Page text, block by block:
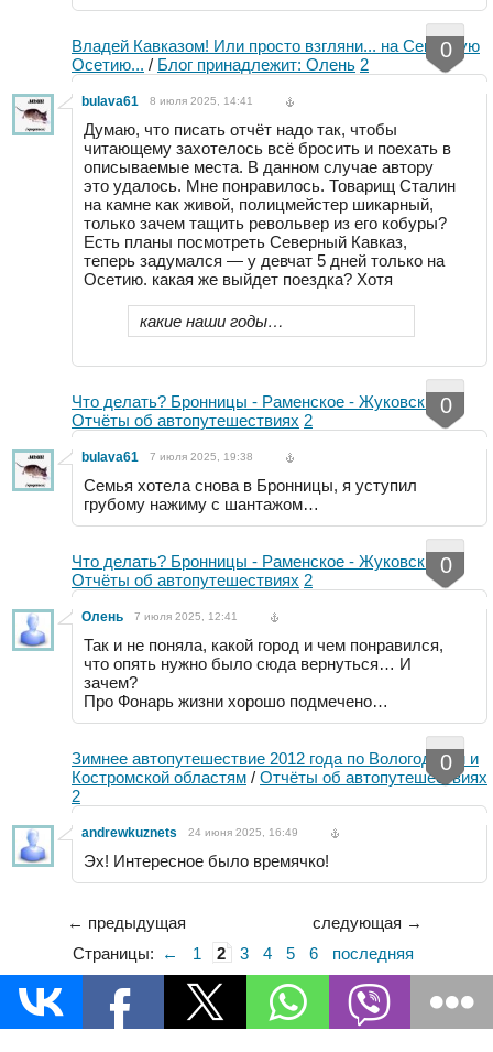
Владей Кавказом! Или просто взгляни... на Северную
Осетию... / Блог принадлежит: Олень 2
0
bulava61 8 июля 2025, 14:41
Думаю, что писать отчёт надо так, чтобы
читающему захотелось всё бросить и поехать в
описываемые места. В данном случае автору
это удалось. Мне понравилось. Товарищ Сталин
на камне как живой, полицмейстер шикарный,
только зачем тащить револьвер из его кобуры?
Есть планы посмотреть Северный Кавказ,
теперь задумался — у девчат 5 дней только на
Осетию. какая же выйдет поездка? Хотя
какие наши годы…
Что делать? Бронницы - Раменское - Жуковский/
Отчёты об автопутешествиях 2
0
bulava61 7 июля 2025, 19:38
Семья хотела снова в Бронницы, я уступил
грубому нажиму с шантажом…
Что делать? Бронницы - Раменское - Жуковский/
Отчёты об автопутешествиях 2
0
Олень 7 июля 2025, 12:41
Так и не поняла, какой город и чем понравился,
что опять нужно было сюда вернуться… И
зачем?
Про Фонарь жизни хорошо подмечено…
Зимнее автопутешествие 2012 года по Вологодской и
Костромской областям / Отчёты об автопутешествиях
2
0
andrewkuznets 24 июня 2025, 16:49
Эх! Интересное было времячко!
← предыдущая
следующая →
Страницы:
← 1 2 3 4 5 6 последняя